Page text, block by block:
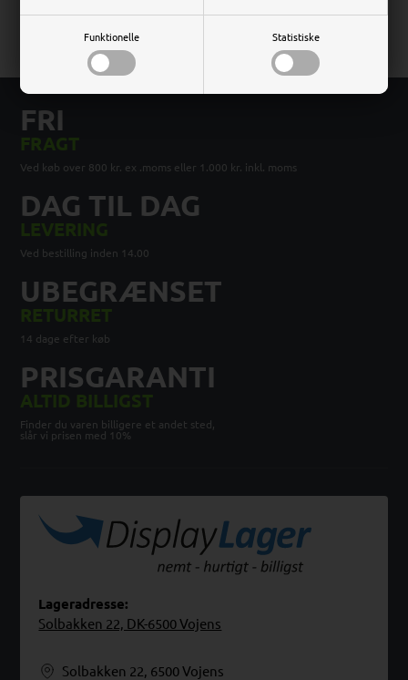
Funktionelle Statistiske
Ingen gebyrer eller skjulte tillæg
FRI
FRAGT
Ved køb over 800 kr. ex .moms eller 1.000 kr. inkl. moms
DAG TIL DAG
LEVERING
Ved bestilling inden 14.00
UBEGRÆNSET
RETURRET
14 dage efter køb
PRISGARANTI
ALTID BILLIGST
Finder du varen billigere et andet sted,
slår vi prisen med 10%
Lageradresse:
Solbakken 22, DK-6500 Vojens
Solbakken 22, 6500 Vojens